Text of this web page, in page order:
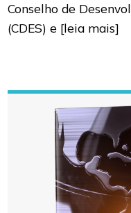
Conselho de
(CDES) e [leia mais]